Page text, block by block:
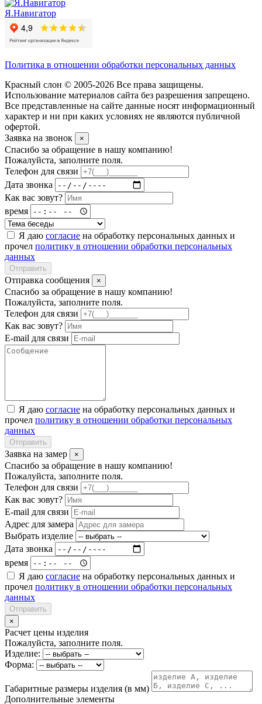
Я.Навигатор
Политика в отношении обработки персональных данных
Красный слон © 2005-2026 Все права защищены.
Использование материалов сайта без разрешения запрещено.
Все представленные на сайте данные носят информационный
характер и ни при каких условиях не являются публичной
офертой.
Заявка на звонок
×
Спасибо за обращение в нашу компанию!
Пожалуйста, заполните поля.
Телефон для связи
Дата звонка
Как вас зовут?
время
Я даю согласие на обработку персональных данных и
прочел политику в отношении обработки персональных
данных
Отправить
Отправка сообщения ×
Спасибо за обращение в нашу компанию!
Пожалуйста, заполните поля.
Телефон для связи
Как вас зовут?
E-mail для связи
Я даю согласие на обработку персональных данных и
прочел политику в отношении обработки персональных
данных
Отправить
Заявка на замер ×
Спасибо за обращение в нашу компанию!
Пожалуйста, заполните поля.
Телефон для связи
Как вас зовут?
E-mail для связи
Адрес для замера
Выбрать изделие
Дата звонка
время
Я даю согласие на обработку персональных данных и
прочел политику в отношении обработки персональных
данных
Отправить
×
Расчет цены изделия
Пожалуйста, заполните поля.
Изделие:
Форма:
Габаритные размеры изделия (в мм)
Дополнительные элементы